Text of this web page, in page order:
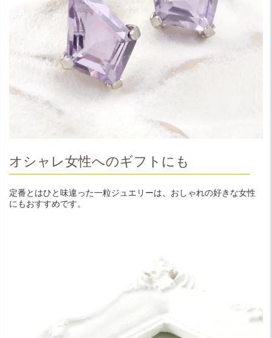
オシャレ女性へのギフトにも
定番とはひと味違った一粒ジュエリーは、おしゃれの好きな女性
にもおすすめです。